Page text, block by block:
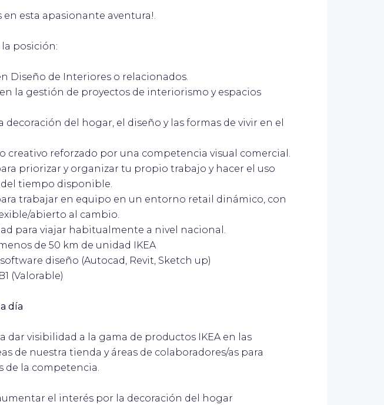
en esta apasionante aventura!.
posición:
Diseño de Interiores o relacionados.
la gestión de proyectos de interiorismo y espacios
decoración del hogar, el diseño y las formas de vivir en el
creativo reforzado por una competencia visual comercial.
priorizar y organizar tu propio trabajo y hacer el uso
tiempo disponible.
trabajar en equipo en un entorno retail dinámico, con
abierto al cambio.
para viajar habitualmente a nivel nacional.
de 50 km de unidad IKEA
diseño (Autocad, Revit, Sketch up)
(Valorable)
día
dar visibilidad a la gama de productos IKEA en las
de nuestra tienda y áreas de colaboradores/as para
de la competencia.
el interés por la decoración del hogar